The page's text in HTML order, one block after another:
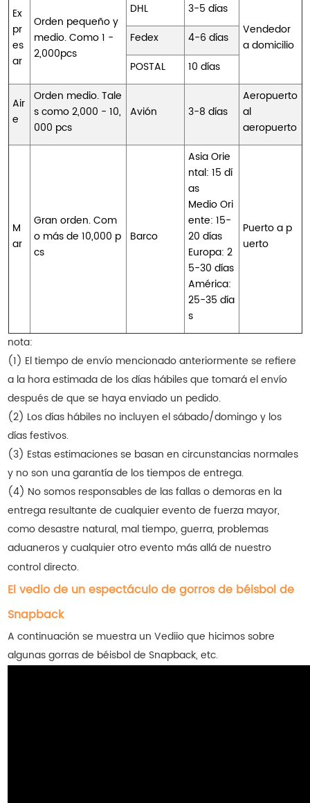
Ex
pr
es
ar
Orden pequeño y
medio. Como 1 -
2,000pcs
DHL
3-5 días
Vendedor
a domicilio
Fedex
4-6 días
POSTAL
10 días
Air
e
Orden medio. Tale
s como 2,000 - 10,
000 pcs
Avión 3-8 días
Aeropuerto
al
aeropuerto
M
ar
Gran orden. Com
o más de 10,000 p
cs
Barco
Asia Orie
ntal: 15 dí
as
Medio Ori
ente: 15-
20 días
Europa: 2
5-30 días
América:
25-35 día
s
Puerto a p
uerto
nota:
(1) El tiempo de envío mencionado anteriormente se refiere
a la hora estimada de los días hábiles que tomará el envío
después de que se haya enviado un pedido.
(2) Los días hábiles no incluyen el sábado/domingo y los
días festivos.
(3) Estas estimaciones se basan en circunstancias normales
y no son una garantía de los tiempos de entrega.
(4) No somos responsables de las fallas o demoras en la
entrega resultante de cualquier evento de fuerza mayor,
como desastre natural, mal tiempo, guerra, problemas
aduaneros y cualquier otro evento más allá de nuestro
control directo.
El vedio de un espectáculo de gorros de béisbol de
Snapback
A continuación se muestra un Vediio que hicimos sobre
algunas gorras de béisbol de Snapback, etc.